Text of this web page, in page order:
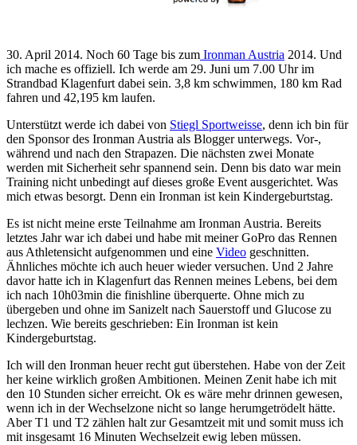
30. April 2014. Noch 60 Tage bis zum Ironman Austria 2014. Und
ich mache es offiziell. Ich werde am 29. Juni um 7.00 Uhr im
Strandbad Klagenfurt dabei sein. 3,8 km schwimmen, 180 km Rad
fahren und 42,195 km laufen.
Unterstützt werde ich dabei von Stiegl Sportweisse, denn ich bin für
den Sponsor des Ironman Austria als Blogger unterwegs. Vor-,
während und nach den Strapazen. Die nächsten zwei Monate
werden mit Sicherheit sehr spannend sein. Denn bis dato war mein
Training nicht unbedingt auf dieses große Event ausgerichtet. Was
mich etwas besorgt. Denn ein Ironman ist kein Kindergeburtstag.
Es ist nicht meine erste Teilnahme am Ironman Austria. Bereits
letztes Jahr war ich dabei und habe mit meiner GoPro das Rennen
aus Athletensicht aufgenommen und eine Video geschnitten.
Ähnliches möchte ich auch heuer wieder versuchen. Und 2 Jahre
davor hatte ich in Klagenfurt das Rennen meines Lebens, bei dem
ich nach 10h03min die finishline überquerte. Ohne mich zu
übergeben und ohne im Sanizelt nach Sauerstoff und Glucose zu
lechzen. Wie bereits geschrieben: Ein Ironman ist kein
Kindergeburtstag.
Ich will den Ironman heuer recht gut überstehen. Habe von der Zeit
her keine wirklich großen Ambitionen. Meinen Zenit habe ich mit
den 10 Stunden sicher erreicht. Ok es wäre mehr drinnen gewesen,
wenn ich in der Wechselzone nicht so lange herumgetrödelt hätte.
Aber T1 und T2 zählen halt zur Gesamtzeit mit und somit muss ich
mit insgesamt 16 Minuten Wechselzeit ewig leben müssen.